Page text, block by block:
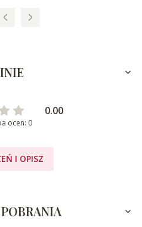
0.00
ocen: 0
I OPISZ